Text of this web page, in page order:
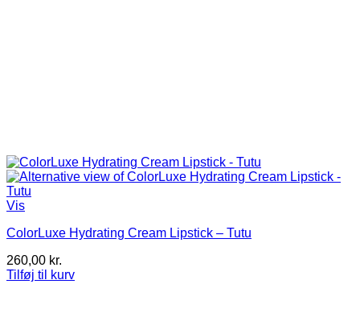
Vis
ColorLuxe Hydrating Cream Lipstick – Tutu
260,00 kr.
Tilføj til kurv